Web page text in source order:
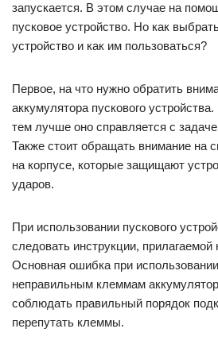
запускается. В этом случае на
пусковое устройство. Но как
устройство и как им пользоваться?
Первое, на что нужно обратить
аккумулятора пускового
тем лучше оно справляется с
Также стоит обращать внимание на
на корпусе, которые защищают
ударов.
При использовании пускового
следовать инструкции, прилагаемой
Основная ошибка при
неправильным клеммам
соблюдать правильный порядок
перепутать клеммы.